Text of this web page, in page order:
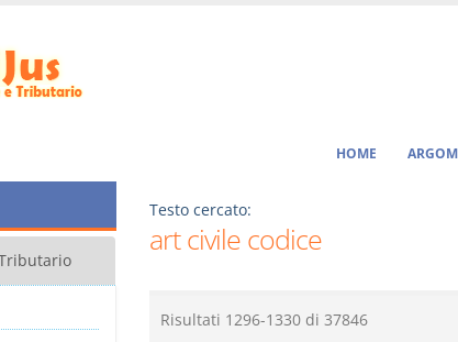
HOME
Testo cercato:
art civile codice
Risultati 1296-1330di 37846